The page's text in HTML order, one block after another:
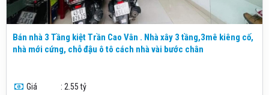
Bán nhà 3 Tầng kiệt Trần Cao Vân . Nhà xây 3 tầng,3mê kiêng cố,
nhà mới cứng, chỗ đậu ô tô cách nhà vài bước chân
Giá
: 2.55 tỷ